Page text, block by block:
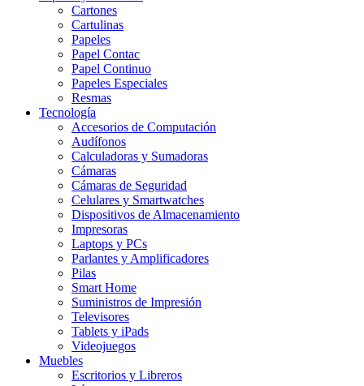
Cartones
Cartulinas
Papeles
Papel Contac
Papel Continuo
Papeles Especiales
Resmas
Tecnología
Accesorios de Computación
Audífonos
Calculadoras y Sumadoras
Cámaras
Cámaras de Seguridad
Celulares y Smartwatches
Dispositivos de Almacenamiento
Impresoras
Laptops y PCs
Parlantes y Amplificadores
Pilas
Smart Home
Suministros de Impresión
Televisores
Tablets y iPads
Videojuegos
Muebles
Escritorios y Libreros